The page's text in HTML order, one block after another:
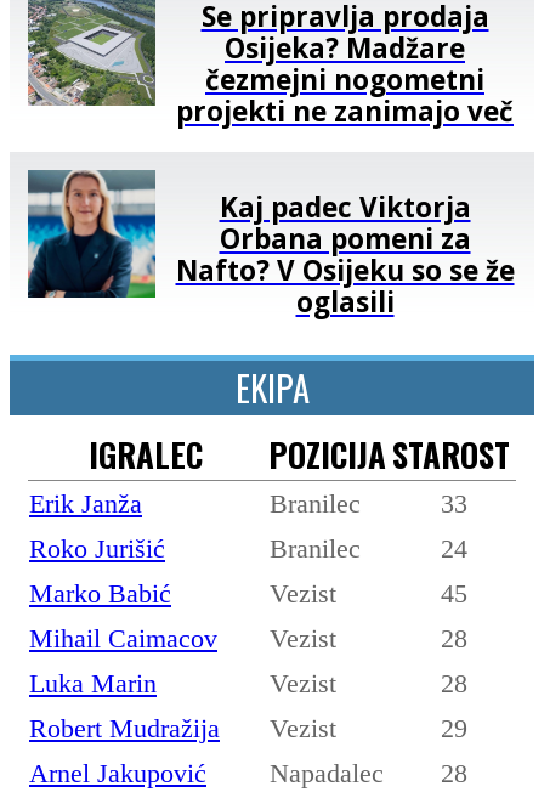
Se pripravlja prodaja
Osijeka? Madžare
čezmejni nogometni
projekti ne zanimajo več
Kaj padec Viktorja
Orbana pomeni za
Nafto? V Osijeku so se že
oglasili
EKIPA
IGRALEC POZICIJASTAROST
Erik Janža Branilec
33
Roko Jurišić
Branilec
24
Marko Babić
Vezist
45
Mihail Caimacov
Vezist
28
Luka Marin
Vezist
28
Robert Mudražija
Vezist
29
Arnel Jakupović
Napadalec
28